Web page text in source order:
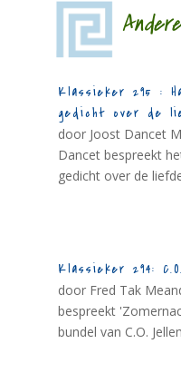
Andere
Klassieker 295 :
gedicht over de
door Joost Dancet
Dancet bespreekt
gedicht over de
Klassieker 294:
door Fred Tak
bespreekt
bundel van C.O.